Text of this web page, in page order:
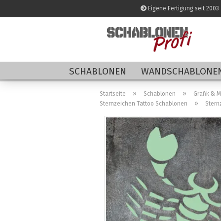
Eigene Fertigung seit 2003
SCHABLONEN
Startseite » Schablonen » Grafik &
Sternzeichen Tattoo Schablonen »